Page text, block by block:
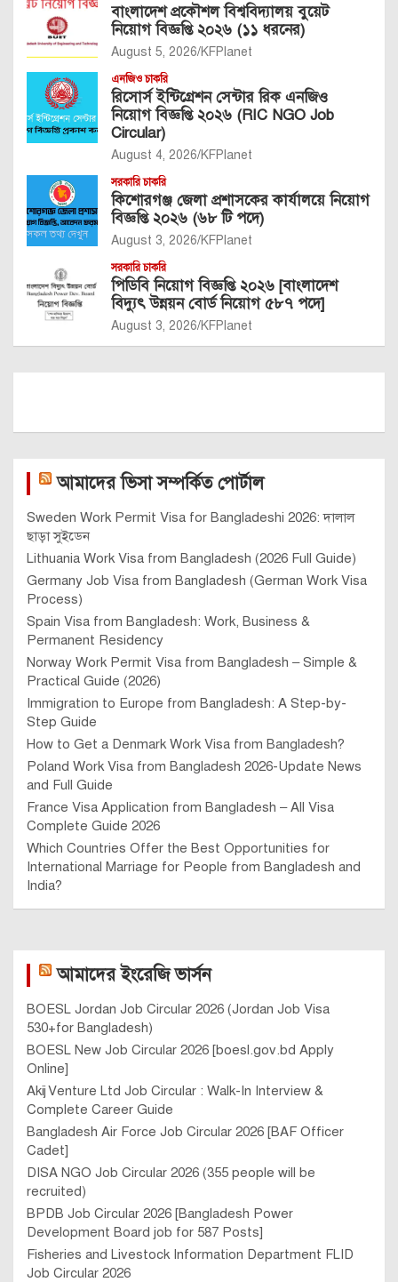
বাংলাদেশ প্রকৌশল বিশ্ববিদ্যালয় বুয়েট
নিয়োগ বিজ্ঞপ্তি ২০২৬ (১১ ধরনের)
August 5, 2026 KFPlanet
এনজিও চাকরি
রিসোর্স ইন্টিগ্রেশন সেন্টার রিক এনজিও
নিয়োগ বিজ্ঞপ্তি ২০২৬ (RIC NGO Job
Circular)
August 4, 2026 KFPlanet
সরকারি চাকরি
কিশোরগঞ্জ জেলা প্রশাসকের কার্যালয়ে নিয়োগ
বিজ্ঞপ্তি ২০২৬ (৬৮ টি পদে)
August 3, 2026 KFPlanet
সরকারি চাকরি
পিডিবি নিয়োগ বিজ্ঞপ্তি ২০২৬ [বাংলাদেশ
বিদ্যুৎ উন্নয়ন বোর্ড নিয়োগ ৫৮৭ পদে]
August 3, 2026 KFPlanet
আমাদের ভিসা সম্পর্কিত পোর্টাল
Sweden Work Permit Visa for Bangladeshi 2026: দালাল
ছাড়া সুইডেন
Lithuania Work Visa from Bangladesh (2026 Full Guide)
Germany Job Visa from Bangladesh (German Work Visa
Process)
Spain Visa from Bangladesh: Work, Business &
Permanent Residency
Norway Work Permit Visa from Bangladesh – Simple &
Practical Guide (2026)
Immigration to Europe from Bangladesh: A Step-by-
Step Guide
How to Get a Denmark Work Visa from Bangladesh?
Poland Work Visa from Bangladesh 2026-Update News
and Full Guide
France Visa Application from Bangladesh – All Visa
Complete Guide 2026
Which Countries Offer the Best Opportunities for
International Marriage for People from Bangladesh and
India?
আমাদের ইংরেজি ভার্সন
BOESL Jordan Job Circular 2026 (Jordan Job Visa
530+for Bangladesh)
BOESL New Job Circular 2026 [boesl.gov.bd Apply
Online]
Akij Venture Ltd Job Circular : Walk-In Interview &
Complete Career Guide
Bangladesh Air Force Job Circular 2026 [BAF Officer
Cadet]
DISA NGO Job Circular 2026 (355 people will be
recruited)
BPDB Job Circular 2026 [Bangladesh Power
Development Board job for 587 Posts]
Fisheries and Livestock Information Department FLID
Job Circular 2026